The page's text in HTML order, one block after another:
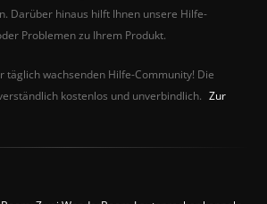
Darüber hinaus hilft Ihnen unsere Hilfe-
Problemen zu Ihrem Produkt.
täglich wachsenden Hilfe-Community! Die
kostenlos und unverbindlich. Zur